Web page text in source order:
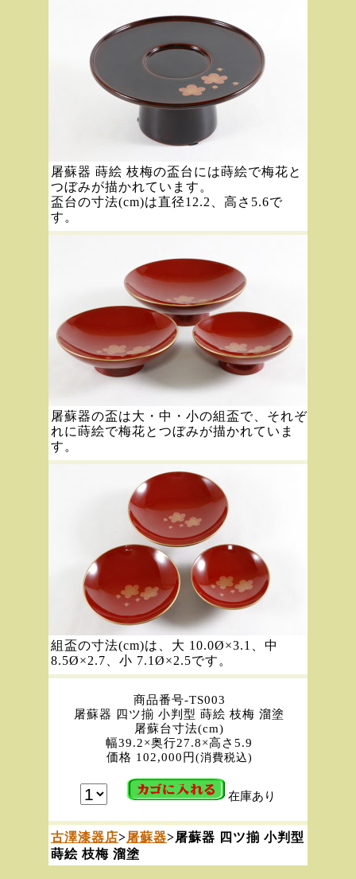
屠蘇器 蒔絵 枝梅の盃台には蒔絵で梅花と
つぼみが描かれています。
盃台の寸法(cm)は直径12.2、高さ5.6で
す。
屠蘇器の盃は大・中・小の組盃で、それぞ
れに蒔絵で梅花とつぼみが描かれていま
す。
組盃の寸法(cm)は、大 10.0Ø×3.1、中
8.5Ø×2.7、小 7.1Ø×2.5です。
商品番号-TS003
屠蘇器 四ツ揃 小判型 蒔絵 枝梅 溜塗
屠蘇台寸法(cm)
幅39.2×奥行27.8×高さ5.9
価格 102,000円(消費税込)
在庫あり
古澤漆器店>屠蘇器>屠蘇器 四ツ揃 小判型
蒔絵 枝梅 溜塗